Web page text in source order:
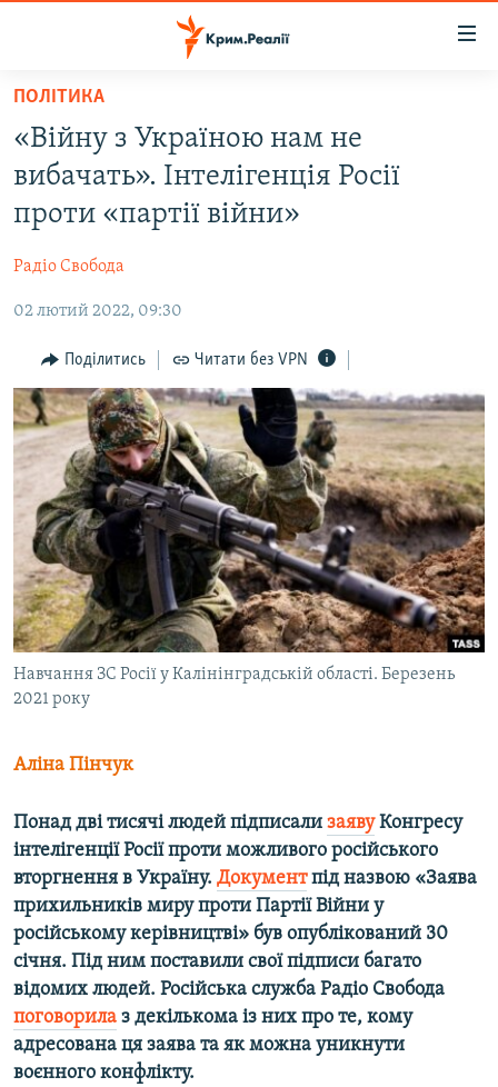
Перейти
основного
матеріалу
до
основної
Перейти
пошуку
ВОДА.КРИМ
БЛОГИ
ПОГЛЯД
ІНТЕРВ'Ю
ВСЕ ЗА ДЕНЬ
СПЕЦПРОЕКТИ
ДЕПОРТАЦІЯ
ВІДЕОУРОКИ «ELIFBE»
СВІДЧЕННЯ ОКУПАЦІЇ
УКРАЇНСЬКА ПРОБЛЕМА КРИМУ
ІНФОГРАФІКА
ЯК ОБІЙТИ БЛОКУВАННЯ
Русский
Qırımtatar
ДОЛУЧАЙСЯ!
ПОЛІТИКА
«Війну з Україною нам не
вибачать». Інтелігенція Росії
проти «партії війни»
Радіо Свобода
02 лютий 2022, 09:30
Поділитись Читати без VPN
Навчання ЗС Росії у Калінінградській області. Березень
2021 року
Аліна Пінчук
Понад дві тисячі людей підписали заявуКонгресу
інтелігенції Росії проти можливого російського
вторгнення в Україну. Документпід назвою «Заява
прихильників миру проти Партії Війни у
російському керівництві» був опублікований 30
січня. Під ним поставили свої підписи багато
відомих людей. Російська служба Радіо Свобода
поговорила з декількома із них про те, кому
адресована ця заява та як можна уникнути
воєнного конфлікту. ​